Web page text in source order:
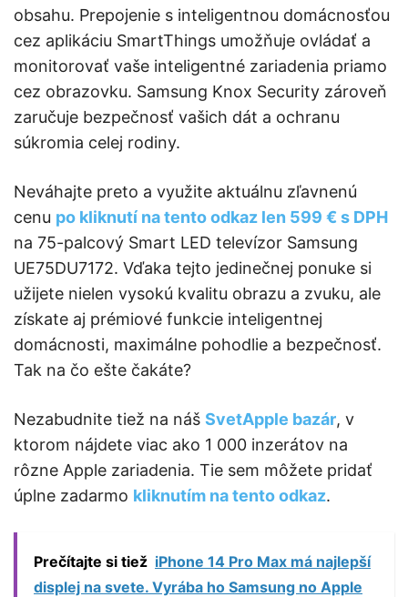
obsahu. Prepojenie s inteligentnou domácnosťou
cez aplikáciu SmartThings umožňuje ovládať a
monitorovať vaše inteligentné zariadenia priamo
cez obrazovku. Samsung Knox Security zároveň
zaručuje bezpečnosť vašich dát a ochranu
súkromia celej rodiny.
Neváhajte preto a využite aktuálnu zľavnenú
cenu po kliknutí na tento odkaz len 599 € s DPH
na 75-palcový Smart LED televízor Samsung
UE75DU7172. Vďaka tejto jedinečnej ponuke si
užijete nielen vysokú kvalitu obrazu a zvuku, ale
získate aj prémiové funkcie inteligentnej
domácnosti, maximálne pohodlie a bezpečnosť.
Tak na čo ešte čakáte?
Nezabudnite tiež na náš SvetApple bazár, v
ktorom nájdete viac ako 1 000 inzerátov na
rôzne Apple zariadenia. Tie sem môžete pridať
úplne zadarmo kliknutím na tento odkaz.
Prečítajte si tiež iPhone 14 Pro Max má najlepší
displej na svete. Vyrába ho Samsung no Apple